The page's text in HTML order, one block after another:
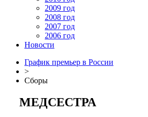
2009 год
2008 год
2007 год
2006 год
Новости
График премьер в России
>
Сборы
МЕДСЕСТРА